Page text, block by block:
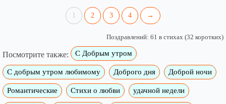
1 2 3 4 →
Поздравлений: 61 в стихах (32 коротких)
Посмотрите также: С Добрым утром
C добрым утром любимому Доброго дня Доброй ночи
Романтические Стихи о любви удачной недели